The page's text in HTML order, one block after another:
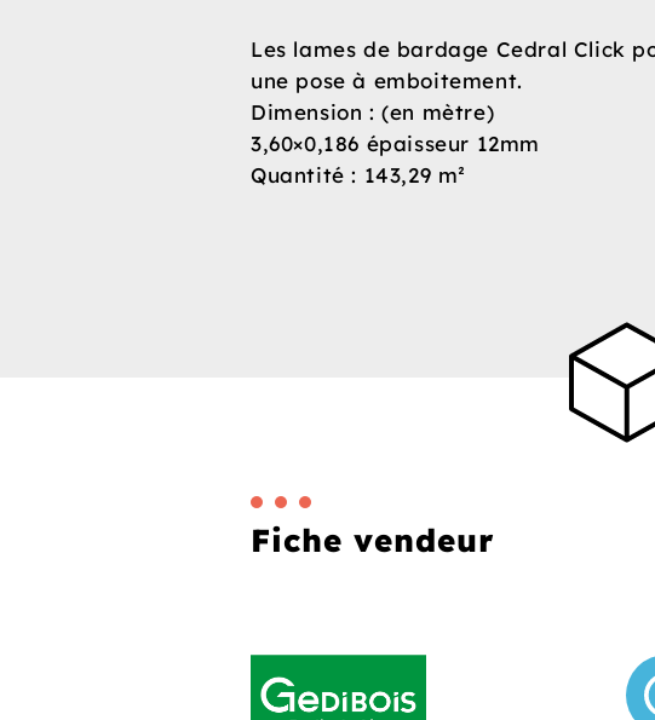
Les lames de bardage Cedral Click
une pose à emboitement.
Dimension : (en mètre)
3,60×0,186 épaisseur 12mm
Quantité : 143,29 m²
Fiche vendeur